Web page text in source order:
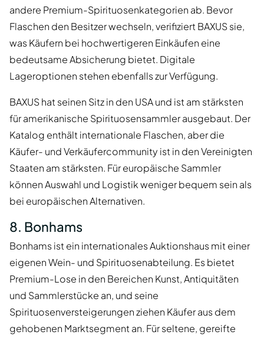
andere Premium-Spirituosenkategorien ab. Bevor
Flaschen den Besitzer wechseln, verifiziert BAXUS sie,
was Käufern bei hochwertigeren Einkäufen eine
bedeutsame Absicherung bietet. Digitale
Lageroptionen stehen ebenfalls zur Verfügung.
BAXUS hat seinen Sitz in den USA und ist am stärksten
für amerikanische Spirituosensammler ausgebaut. Der
Katalog enthält internationale Flaschen, aber die
Käufer- und Verkäufercommunity ist in den Vereinigten
Staaten am stärksten. Für europäische Sammler
können Auswahl und Logistik weniger bequem sein als
bei europäischen Alternativen.
8. Bonhams
Bonhams ist ein internationales Auktionshaus mit einer
eigenen Wein- und Spirituosenabteilung. Es bietet
Premium-Lose in den Bereichen Kunst, Antiquitäten
und Sammlerstücke an, und seine
Spirituosenversteigerungen ziehen Käufer aus dem
gehobenen Marktsegment an. Für seltene, gereifte